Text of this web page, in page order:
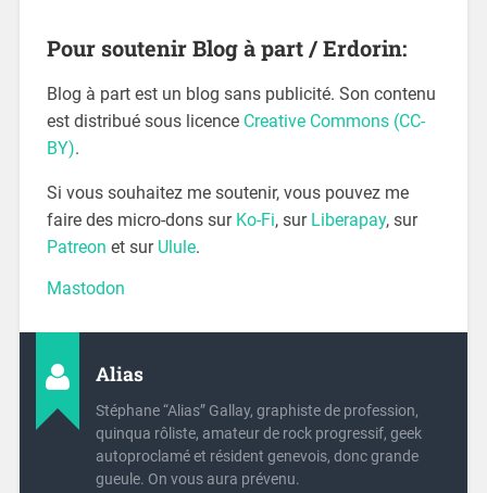
Pour soutenir Blog à part / Erdorin:
Blog à part est un blog sans publicité. Son contenu
est distribué sous licence Creative Commons (CC-
BY).
Si vous souhaitez me soutenir, vous pouvez me
faire des micro-dons sur Ko-Fi, sur Liberapay, sur
Patreon et sur Ulule.
Mastodon
Alias
Stéphane “Alias” Gallay, graphiste de profession,
quinqua rôliste, amateur de rock progressif, geek
autoproclamé et résident genevois, donc grande
gueule. On vous aura prévenu.